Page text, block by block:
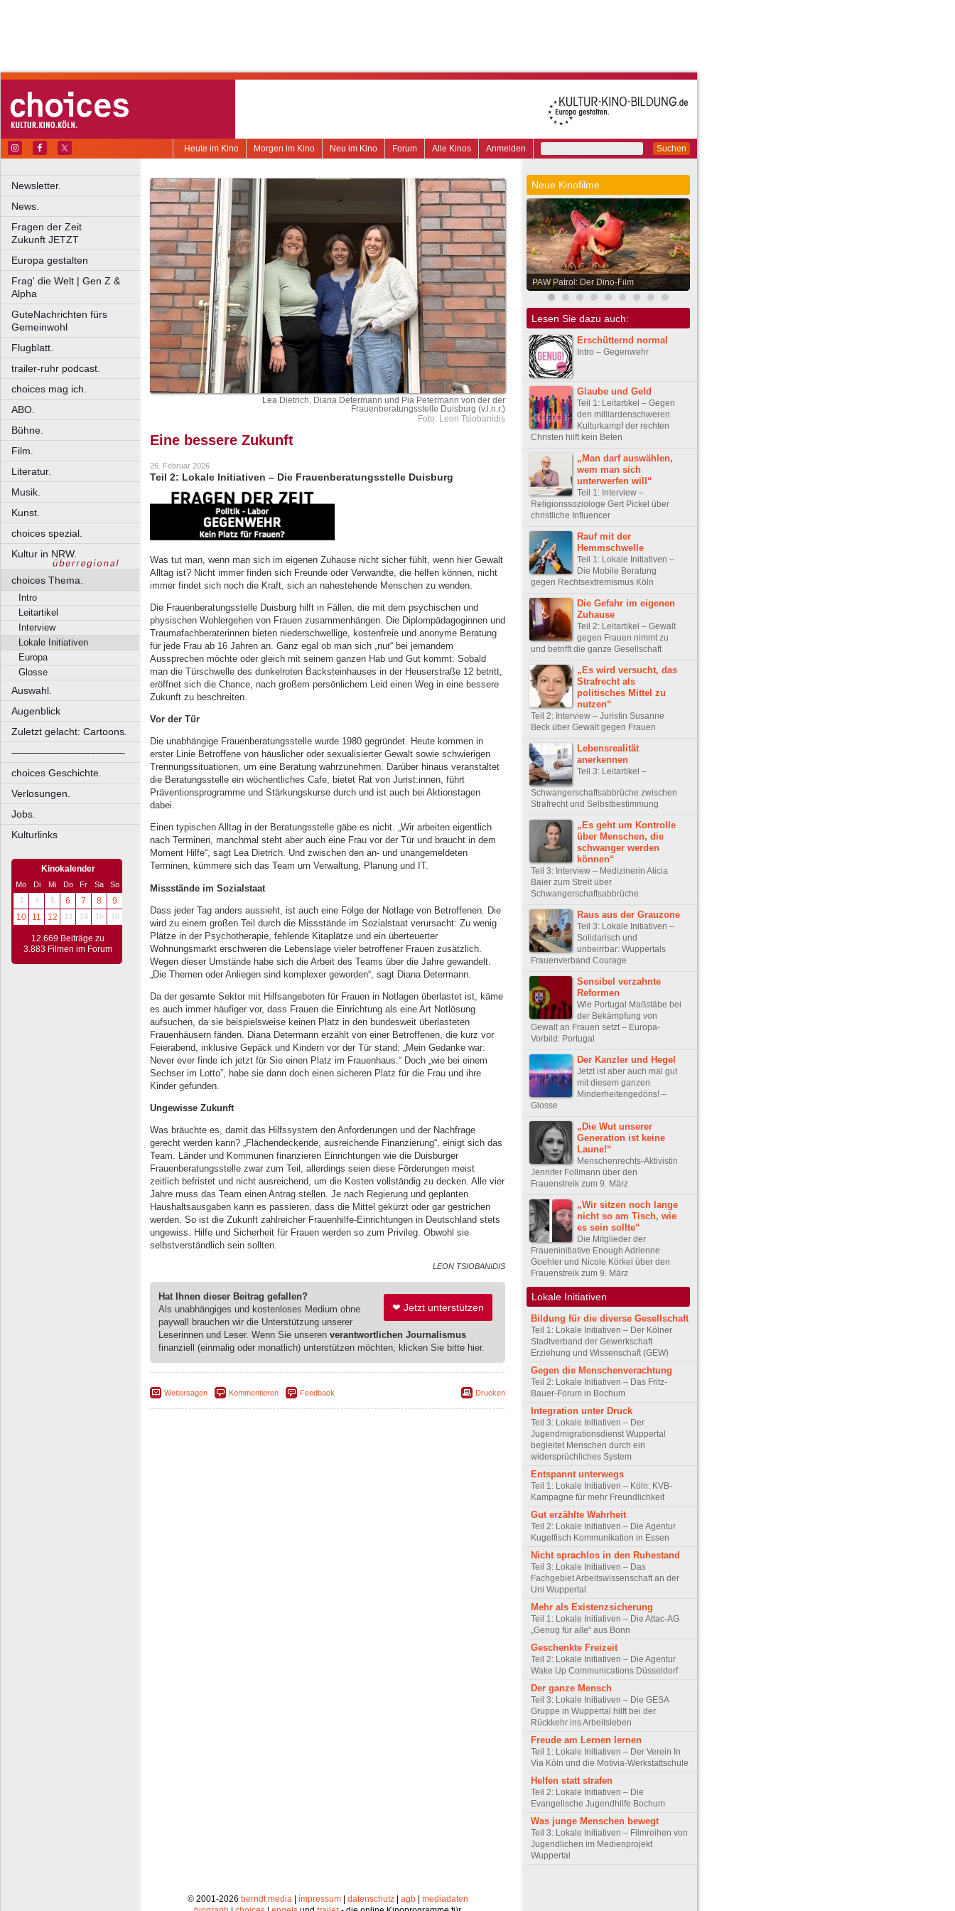
Suchen
Anmelden
Alle Kinos
Forum
Neu im Kino
Morgen im Kino
Heute im Kino
Newsletter.
News.
Fragen der Zeit
Zukunft JETZT
Europa gestalten
Frag' die Welt | Gen Z &
Alpha
GuteNachrichten fürs
Gemeinwohl
Flugblatt.
trailer-ruhr podcast.
choices mag ich.
ABO.
Bühne.
Film.
Literatur.
Musik.
Kunst.
choices spezial.
Kultur in NRW.
choices Thema.
Intro
Leitartikel
Interview
Lokale Initiativen
Europa
Glosse
Auswahl.
Augenblick
Zuletzt gelacht: Cartoons.
––––––––––––––––––––
choices Geschichte.
Verlosungen.
Jobs.
Kulturlinks
Kinokalender
Mo Di Mi Do Fr Sa
So
3
4 5 6 7 8
9
10
11 12 13 14 15 16
12.669 Beiträge zu
3.883 Filmen im Forum
Lea Dietrich, Diana Determann und Pia Petermann von der der
Frauenberatungsstelle Duisburg (v.l.n.r.)
Foto: Leon Tsiobanidis
Eine bessere Zukunft
26. Februar 2026
Teil 2: Lokale Initiativen – Die Frauenberatungsstelle Duisburg
Was tut man, wenn man sich im eigenen Zuhause nicht sicher fühlt, wenn hier Gewalt
Alltag ist? Nicht immer finden sich Freunde oder Verwandte, die helfen können, nicht
immer findet sich noch die Kraft, sich an nahestehende Menschen zu wenden.
Die Frauenberatungsstelle Duisburg hilft in Fällen, die mit dem psychischen und
physischen Wohlergehen von Frauen zusammenhängen. Die Diplompädagoginnen und
Traumafachberaterinnen bieten niederschwellige, kostenfreie und anonyme Beratung
für jede Frau ab 16 Jahren an. Ganz egal ob man sich „nur“ bei jemandem
Aussprechen möchte oder gleich mit seinem ganzen Hab und Gut kommt: Sobald
man die Türschwelle des dunkelroten Backsteinhauses in der Heuserstraße 12 betritt,
eröffnet sich die Chance, nach großem persönlichem Leid einen Weg in eine bessere
Zukunft zu beschreiten.
Vor der Tür
Die unabhängige Frauenberatungsstelle wurde 1980 gegründet. Heute kommen in
erster Linie Betroffene von häuslicher oder sexualisierter Gewalt sowie schwierigen
Trennungssituationen, um eine Beratung wahrzunehmen. Darüber hinaus veranstaltet
die Beratungsstelle ein wöchentliches Cafe, bietet Rat von Jurist:innen, führt
Präventionsprogramme und Stärkungskurse durch und ist auch bei Aktionstagen
dabei.
Einen typischen Alltag in der Beratungsstelle gäbe es nicht. „Wir arbeiten eigentlich
nach Terminen, manchmal steht aber auch eine Frau vor der Tür und braucht in dem
Moment Hilfe“, sagt Lea Dietrich. Und zwischen den an- und unangemeldeten
Terminen, kümmere sich das Team um Verwaltung, Planung und IT.
Missstände im Sozialstaat
Dass jeder Tag anders aussieht, ist auch eine Folge der Notlage von Betroffenen. Die
wird zu einem großen Teil durch die Missstände im Sozialstaat verursacht: Zu wenig
Plätze in der Psychotherapie, fehlende Kitaplätze und ein überteuerter
Wohnungsmarkt erschweren die Lebenslage vieler betroffener Frauen zusätzlich.
Wegen dieser Umstände habe sich die Arbeit des Teams über die Jahre gewandelt.
„Die Themen oder Anliegen sind komplexer geworden“, sagt Diana Determann.
Da der gesamte Sektor mit Hilfsangeboten für Frauen in Notlagen überlastet ist, käme
es auch immer häufiger vor, dass Frauen die Einrichtung als eine Art Notlösung
aufsuchen, da sie beispielsweise keinen Platz in den bundesweit überlasteten
Frauenhäusern fänden. Diana Determann erzählt von einer Betroffenen, die kurz vor
Feierabend, inklusive Gepäck und Kindern vor der Tür stand: „Mein Gedanke war:
Never ever finde ich jetzt für Sie einen Platz im Frauenhaus.“ Doch „wie bei einem
Sechser im Lotto”, habe sie dann doch einen sicheren Platz für die Frau und ihre
Kinder gefunden.
Ungewisse Zukunft
Was bräuchte es, damit das Hilfssystem den Anforderungen und der Nachfrage
gerecht werden kann? „Flächendeckende, ausreichende Finanzierung“, einigt sich das
Team. Länder und Kommunen finanzieren Einrichtungen wie die Duisburger
Frauenberatungsstelle zwar zum Teil, allerdings seien diese Förderungen meist
zeitlich befristet und nicht ausreichend, um die Kosten vollständig zu decken. Alle vier
Jahre muss das Team einen Antrag stellen. Je nach Regierung und geplanten
Haushaltsausgaben kann es passieren, dass die Mittel gekürzt oder gar gestrichen
werden. So ist die Zukunft zahlreicher Frauenhilfe-Einrichtungen in Deutschland stets
ungewiss. Hilfe und Sicherheit für Frauen werden so zum Privileg. Obwohl sie
selbstverständlich sein sollten.
LEON TSIOBANIDIS
❤ Jetzt unterstützen
Hat Ihnen dieser Beitrag gefallen?
Als unabhängiges und kostenloses Medium ohne
paywall brauchen wir die Unterstützung unserer
Leserinnen und Leser. Wenn Sie unseren verantwortlichen Journalismus
finanziell (einmalig oder monatlich) unterstützen möchten, klicken Sie bitte hier.
Weitersagen Kommentieren Feedback Drucken
Neue Kinofilme
PAW Patrol: Der Dino-Film
Lesen Sie dazu auch:
Erschütternd normal
Intro – Gegenwehr
Glaube und Geld
Teil 1: Leitartikel – Gegen
den milliardenschweren
Kulturkampf der rechten
Christen hilft kein Beten
„Man darf auswählen,
wem man sich
unterwerfen will“
Teil 1: Interview –
Religionssoziologe Gert Pickel über
christliche Influencer
Rauf mit der
Hemmschwelle
Teil 1: Lokale Initiativen –
Die Mobile Beratung
gegen Rechtsextremismus Köln
Die Gefahr im eigenen
Zuhause
Teil 2: Leitartikel – Gewalt
gegen Frauen nimmt zu
und betrifft die ganze Gesellschaft
„Es wird versucht, das
Strafrecht als
politisches Mittel zu
nutzen“
Teil 2: Interview – Juristin Susanne
Beck über Gewalt gegen Frauen
Lebensrealität
anerkennen
Teil 3: Leitartikel –
Schwangerschaftsabbrüche zwischen
Strafrecht und Selbstbestimmung
„Es geht um Kontrolle
über Menschen, die
schwanger werden
können“
Teil 3: Interview – Medizinerin Alicia
Baier zum Streit über
Schwangerschaftsabbrüche
Raus aus der Grauzone
Teil 3: Lokale Initiativen –
Solidarisch und
unbeirrbar: Wuppertals
Frauenverband Courage
Sensibel verzahnte
Reformen
Wie Portugal Maßstäbe bei
der Bekämpfung von
Gewalt an Frauen setzt – Europa-
Vorbild: Portugal
Der Kanzler und Hegel
Jetzt ist aber auch mal gut
mit diesem ganzen
Minderheitengedöns! –
Glosse
„Die Wut unserer
Generation ist keine
Laune!“
Menschenrechts-Aktivistin
Jennifer Follmann über den
Frauenstreik zum 9. März
„Wir sitzen noch lange
nicht so am Tisch, wie
es sein sollte“
Die Mitglieder der
Fraueninitiative Enough Adrienne
Goehler und Nicole Körkel über den
Frauenstreik zum 9. März
Lokale Initiativen
Bildung für die diverse Gesellschaft
Teil 1: Lokale Initiativen – Der Kölner
Stadtverband der Gewerkschaft
Erziehung und Wissenschaft (GEW)
Gegen die Menschenverachtung
Teil 2: Lokale Initiativen – Das Fritz-
Bauer-Forum in Bochum
Integration unter Druck
Teil 3: Lokale Initiativen – Der
Jugendmigrationsdienst Wuppertal
begleitet Menschen durch ein
widersprüchliches System
Entspannt unterwegs
Teil 1: Lokale Initiativen – Köln: KVB-
Kampagne für mehr Freundlichkeit
Gut erzählte Wahrheit
Teil 2: Lokale Initiativen – Die Agentur
Kugelfisch Kommunikation in Essen
Nicht sprachlos in den Ruhestand
Teil 3: Lokale Initiativen – Das
Fachgebiet Arbeitswissenschaft an der
Uni Wuppertal
Mehr als Existenzsicherung
Teil 1: Lokale Initiativen – Die Attac-AG
„Genug für alle“ aus Bonn
Geschenkte Freizeit
Teil 2: Lokale Initiativen – Die Agentur
Wake Up Communications Düsseldorf
Der ganze Mensch
Teil 3: Lokale Initiativen – Die GESA
Gruppe in Wuppertal hilft bei der
Rückkehr ins Arbeitsleben
Freude am Lernen lernen
Teil 1: Lokale Initiativen – Der Verein In
Via Köln und die Motivia-Werkstattschule
Helfen statt strafen
Teil 2: Lokale Initiativen – Die
Evangelische Jugendhilfe Bochum
Was junge Menschen bewegt
Teil 3: Lokale Initiativen – Filmreihen von
Jugendlichen im Medienprojekt
Wuppertal
© 2001-2026 berndt media| impressum| datenschutz| agb| mediadaten